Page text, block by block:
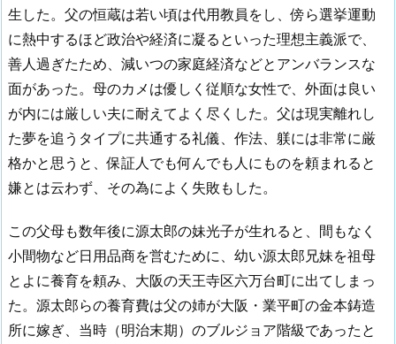
生した。父の恒蔵は若い頃は代用教員をし、傍ら選挙運動
に熱中するほど政治や経済に凝るといった理想主義派で、
善人過ぎたため、減いつの家庭経済などとアンバランスな
面があった。母のカメは優しく従順な女性で、外面は良い
が内には厳しい夫に耐えてよく尽くした。父は現実離れし
た夢を追うタイプに共通する礼儀、作法、躾には非常に厳
格かと思うと、保証人でも何んでも人にものを頼まれると
嫌とは云わず、その為によく失敗もした。
この父母も数年後に源太郎の妹光子が生れると、間もなく
小間物など日用品商を営むために、幼い源太郎兄妹を祖母
とよに養育を頼み、大阪の天王寺区六万台町に出てしまっ
た。源太郎らの養育費は父の姉が大阪・業平町の金本鋳造
所に嫁ぎ、当時（明治末期）のブルジョア階級であったと